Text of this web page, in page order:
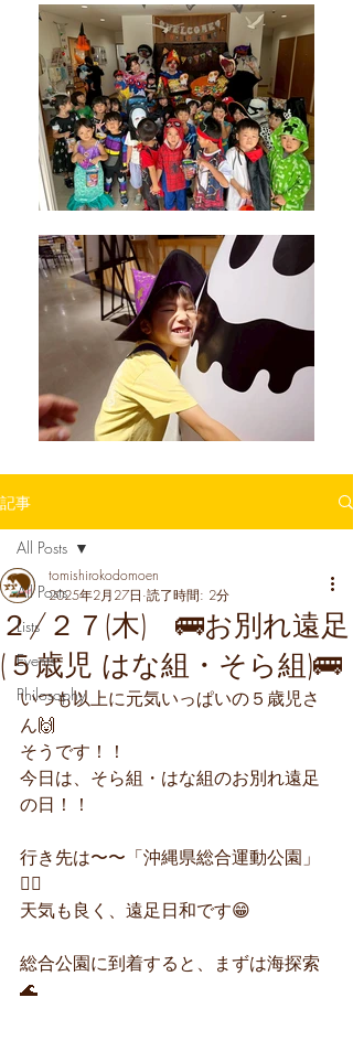
記事
All Posts
Lists
Events
Philosophy
All Posts
２/２７(木) 🚌お別れ遠足
(５歳児 はな組・そら組)🚌
tomishirokodomoen
2025年2月27日 読了時間: 2分
いつも以上に元気いっぱいの５歳児さ
ん🙌
そうです！！
今日は、そら組・はな組のお別れ遠足
の日！！
行き先は〜〜「沖縄県総合運動公園」
🏃‍♀️
天気も良く、遠足日和です😁
総合公園に到着すると、まずは海探索
🌊